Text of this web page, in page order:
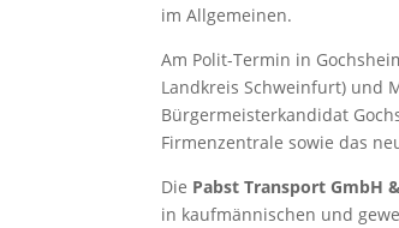
im Allgemeinen.
Am Polit-Termin in
Landkreis Schweinfurt) und
Bürgermeisterkandidat
Firmenzentrale sowie das
Die Pabst Transport GmbH
in kaufmännischen und